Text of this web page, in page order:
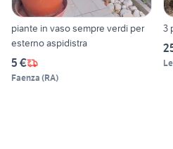
piante in vaso sempre verdi per
esterno aspidistra
5 €
Faenza (RA)
3